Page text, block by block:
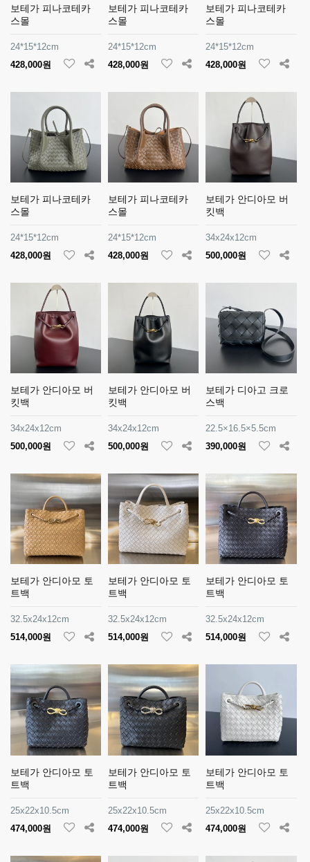
보테가 피나코테카
스몰
24*15*12cm
428,000원
보테가 피나코테카
스몰
24*15*12cm
428,000원
보테가 피나코테카
스몰
24*15*12cm
428,000원
보테가 피나코테카
스몰
24*15*12cm
428,000원
보테가 피나코테카
스몰
24*15*12cm
428,000원
보테가 안디아모 버
킷백
34x24x12cm
500,000원
보테가 안디아모 버
킷백
34x24x12cm
500,000원
보테가 안디아모 버
킷백
34x24x12cm
500,000원
보테가 디아고 크로
스백
22.5×16.5×5.5cm
390,000원
보테가 안디아모 토
트백
32.5x24x12cm
514,000원
보테가 안디아모 토
트백
32.5x24x12cm
514,000원
보테가 안디아모 토
트백
32.5x24x12cm
514,000원
보테가 안디아모 토
트백
25x22x10.5cm
474,000원
보테가 안디아모 토
트백
25x22x10.5cm
474,000원
보테가 안디아모 토
트백
25x22x10.5cm
474,000원